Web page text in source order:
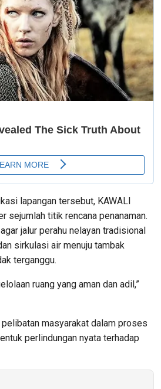
lapangan tersebut, KAWALI
sejumlah titik rencana penanaman.
jalur perahu nelayan tradisional
sirkulasi air menuju tambak
terganggu.
ruang yang aman dan adil,”
masyarakat dalam proses
perlindungan nyata terhadap